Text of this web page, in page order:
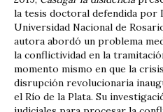
la tesis doctoral defendida por
Universidad Nacional de
autora abordó un problema
la conflictividad en la
momento mismo en que la
disrupción revolucionaria
el Río de la Plata. Su